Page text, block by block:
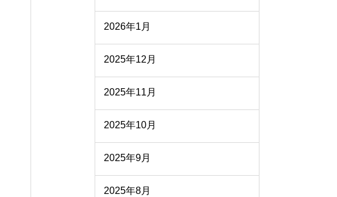
2026年1月
2025年12月
2025年11月
2025年10月
2025年9月
2025年8月